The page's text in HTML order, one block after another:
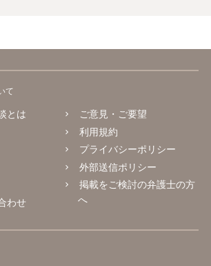
て
とは
わせ
ご意見・ご要望
利用規約
プライバシーポリシー
外部送信ポリシー
掲載をご検討の弁護士の方
へ